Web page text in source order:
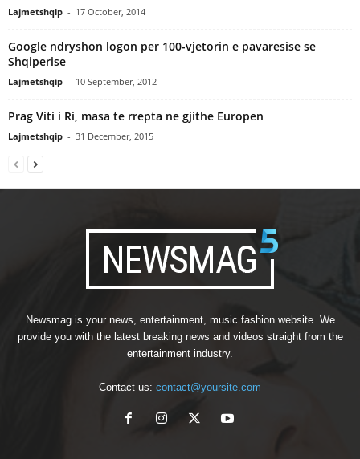
Lajmetshqip - 17 October, 2014
Google ndryshon logon per 100-vjetorin e pavaresise se
Shqiperise
Lajmetshqip - 10 September, 2012
Prag Viti i Ri, masa te rrepta ne gjithe Europen
Lajmetshqip - 31 December, 2015
Newsmag is your news, entertainment, music fashion website. We
provide you with the latest breaking news and videos straight from the
entertainment industry.
Contact us: contact@yoursite.com